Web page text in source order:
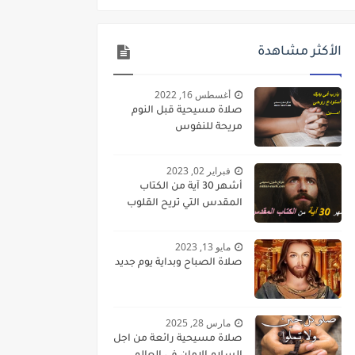
الأكثر مشاهدة
أغسطس 16, 2022
صلاة مسيحية قبل النوم
مريحة للنفوس
فبراير 02, 2023
أشهر 30 آية من الكتاب
المقدس التي تريح القلوب
مايو 13, 2023
صلاة الصباح وبداية يوم جديد
مارس 28, 2025
صلاة مسيحية رائعة من اجل